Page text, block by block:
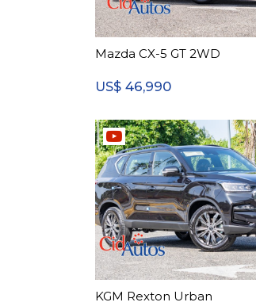
Mazda CX-5 GT 2WD
US$ 46,990
KGM Rexton Urban